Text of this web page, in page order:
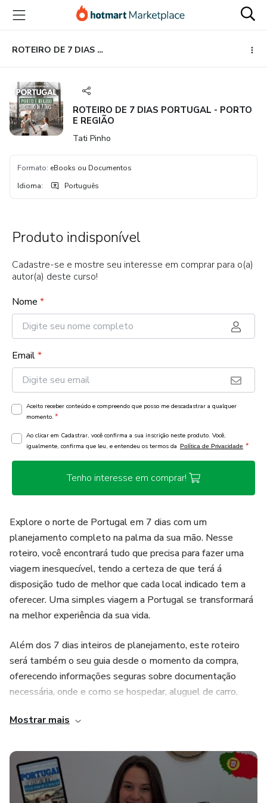
para
conteúdo
principal
para
pagamento
para
rodapé
ROTEIRO DE 7 DIAS PORTUGAL - PORTO E REGIÃO
ROTEIRO DE 7 DIAS PORTUGAL - PORTO
E REGIÃO
Tati Pinho
Formato: eBooks ou Documentos
Idioma: Português
Produto indisponível
Cadastre-se e mostre seu interesse em comprar para o(a)
autor(a) deste curso!
Nome *
Email*
Aceito receber conteúdo e compreendo que posso me descadastrar a qualquer
momento. *
Ao clicar em Cadastrar, você confirma a sua inscrição neste produto. Você,
igualmente, confirma que leu, e entendeu os termos da Política de Privacidade *
Tenho interesse em comprar!
Explore o norte de Portugal em 7 dias com um
planejamento completo na palma da sua mão. Nesse
roteiro, você encontrará tudo que precisa para fazer uma
viagem inesquecível, tendo a certeza de que terá á
disposição tudo de melhor que cada local indicado tem a
oferecer. Uma simples viagem a Portugal se transformará
na melhor experiência da sua vida.
Além dos 7 dias inteiros de planejamento, este roteiro
será também o seu guia desde o momento da compra,
oferecendo informações seguras sobre documentação
necessária, onde e como se hospedar, aluguel de carro,
dinheiro, média de gastos, gastronomia e muito mais.
O Roteiro de 7 dias é um planejamento já pronto que inclui
12 cidades/vilas no seu itinerário, passando por: Porto,
Guimarães, Amarante, Braga, Ponte de Lima, Valença do
Minho, Viana do Castelo, Lamego, Peso da Régua e Pinhão.
Mostrar mais